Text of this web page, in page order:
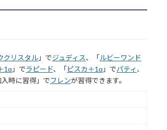
クリスタル 」でジュディス、「ルビーワンド
1α 」でラピード、「ピスカ＋1α 」でパティ 、
時に習得」でフレンが習得できます。